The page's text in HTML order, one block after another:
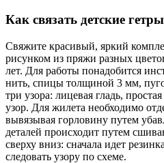
Как связать детские
Свяжите красивый, яркий
рисунком из пряжи разных
лет. Для работы понадобится
нить, спицы толщиной 3 мм,
три узора: лицевая гладь,
узор. Для жилета необходимо
вывязывая горловину путем
деталей происходит путем
сверху вниз: сначала идет
следовать узору по схеме.